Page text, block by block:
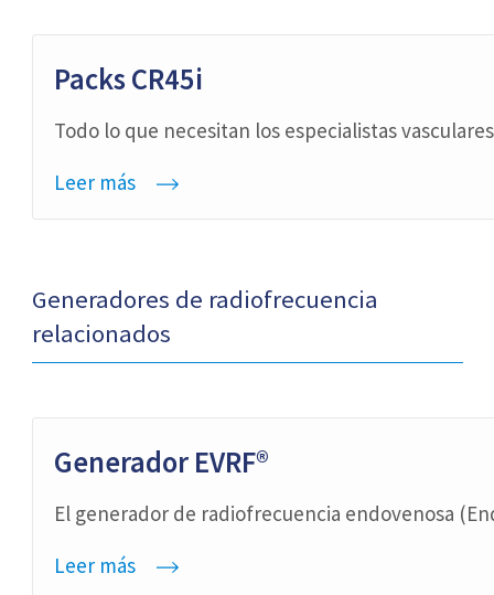
Packs CR45i
Todo lo que necesitan los especialistas
Leer más
Generadores de radiofrecuencia
relacionados
Generador EVRF®
El generador de radiofrecuencia endovenosa
Leer más